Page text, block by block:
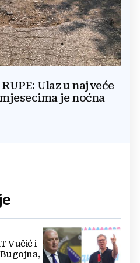
Ulaz u najveće
je noćna
Vučić i